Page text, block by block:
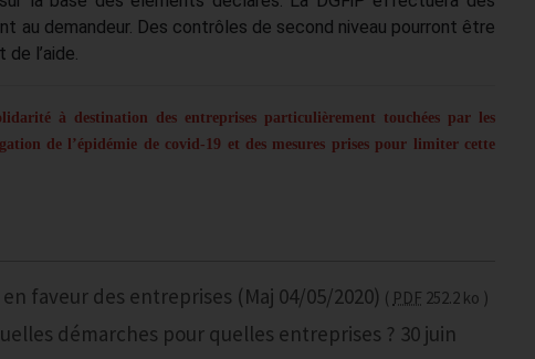
au demandeur. Des contrôles de second niveau pourront être
l’aide.
à destination des entreprises particulièrement touchées par les
de l’épidémie de covid-19 et des mesures prises pour limiter cette
faveur des entreprises (Maj 04/05/2020) PDF 252.2 ko
démarches pour quelles entreprises ? 30 juin